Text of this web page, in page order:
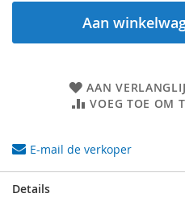
Aan
AAN
VOEG TOE OM
E-mail de verkoper
Details